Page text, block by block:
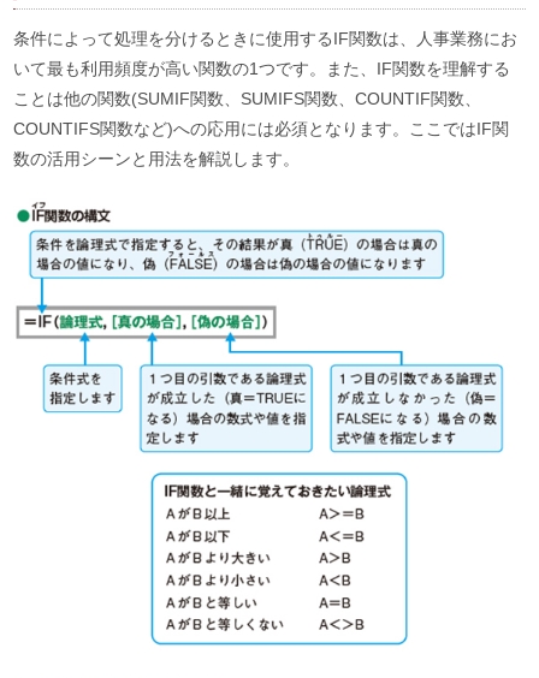
条件によって処理を分けるときに使用するIF関数は、人事業務にお
いて最も利用頻度が高い関数の1つです。また、IF関数を理解する
ことは他の関数(SUMIF関数、SUMIFS関数、COUNTIF関数、
COUNTIFS関数など)への応用には必須となります。ここではIF関
数の活用シーンと用法を解説します。